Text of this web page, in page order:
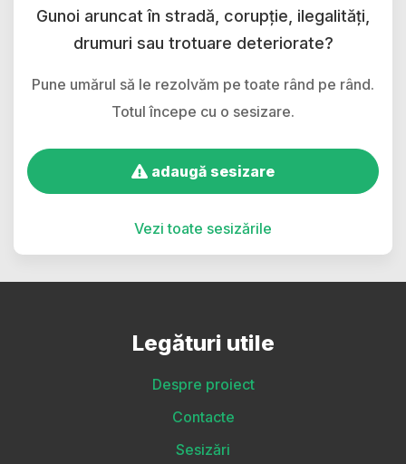
Gunoi aruncat în stradă, corupție, ilegalități,
drumuri sau trotuare deteriorate?
Pune umărul să le rezolvăm pe toate rând pe rând.
Totul începe cu o sesizare.
adaugă sesizare
Vezi toate sesizările
Legături utile
Despre proiect
Contacte
Sesizări